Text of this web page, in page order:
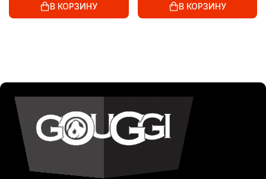
В КОРЗИНУ В КОРЗИНУ